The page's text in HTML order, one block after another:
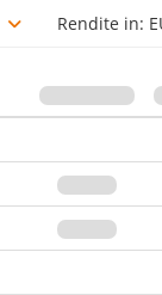
Rendite in: